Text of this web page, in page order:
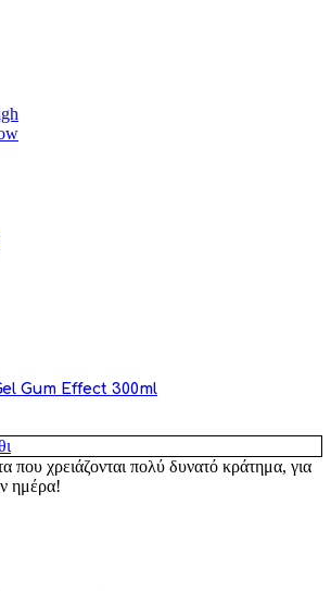
Gum Effect 300ml
που χρειάζονται πολύ δυνατό κράτημα, για
ημέρα!